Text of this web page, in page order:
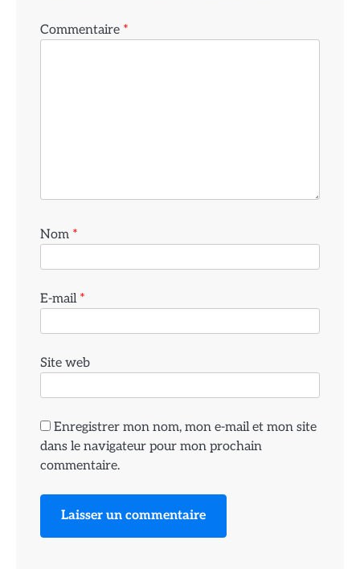
Commentaire *
Nom *
E-mail *
Site web
Enregistrer mon nom, mon e-mail et mon site
dans le navigateur pour mon prochain
commentaire.